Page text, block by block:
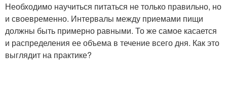
Необходимо научиться питаться не только правильно, но
и своевременно. Интервалы между приемами пищи
должны быть примерно равными. То же самое касается
и распределения ее объема в течение всего дня. Как это
выглядит на практике?